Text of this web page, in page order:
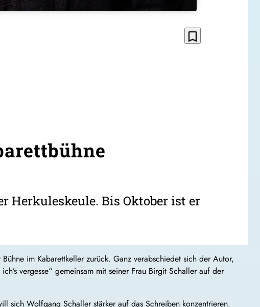
bookmark_border
Herkuleskeule. Bis Oktober ist er
im Kabarettkeller zurück. Ganz verabschiedet sich der Autor,
vergesse“ gemeinsam mit seiner Frau Birgit Schaller auf der
sich Wolfgang Schaller stärker auf das Schreiben konzentrieren.